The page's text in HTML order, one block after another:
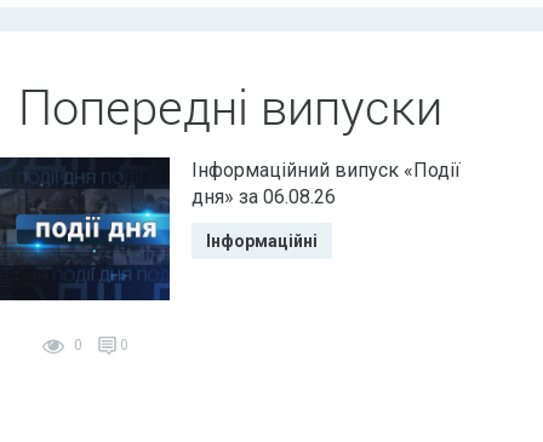
Попередні випуски
0 0
Інформаційний випуск «Події
дня» за 06.08.26
Інформаційні